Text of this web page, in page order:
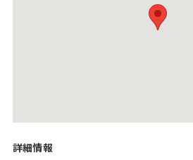
詳細情報